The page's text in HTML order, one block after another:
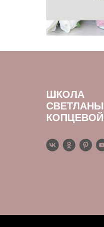
ШКОЛА
СВЕТЛАНЫ
КОПЦЕВОЙ